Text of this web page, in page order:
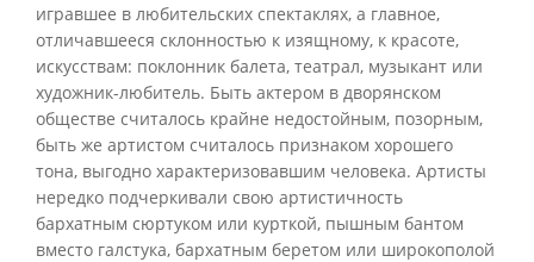
игравшее в любительских спектаклях, а главное,
отличавшееся склонностью к изящному, к красоте,
искусствам: поклонник балета, театрал, музыкант или
художник-любитель. Быть актером в дворянском
обществе считалось крайне недостойным, позорным,
быть же артистом считалось признаком хорошего
тона, выгодно характеризовавшим человека. Артисты
нередко подчеркивали свою артистичность
бархатным сюртуком или курткой, пышным бантом
вместо галстука, бархатным беретом или широкополой